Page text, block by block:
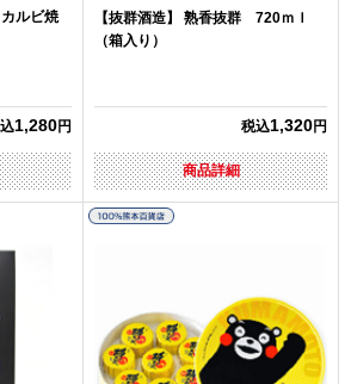
ルビ焼
1,280円
【抜群酒造】 熟香抜群 720ｍｌ
（箱入り）
税込1,320円
商品詳細